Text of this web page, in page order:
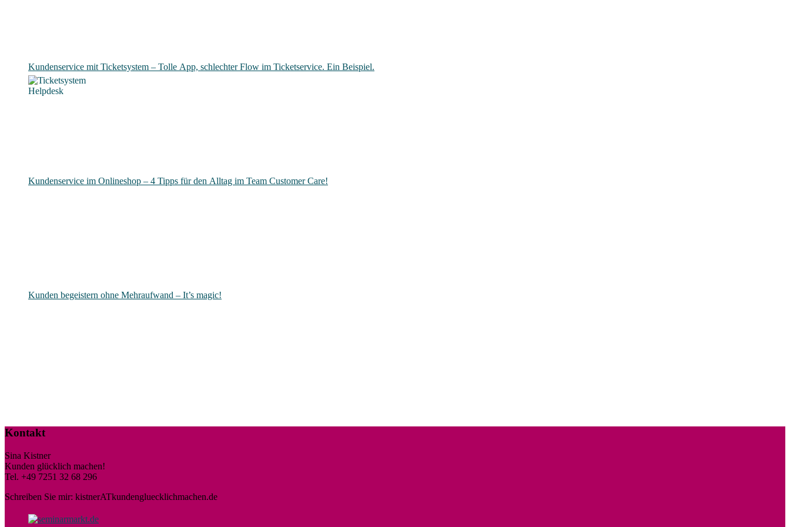
Kundenservice mit Ticketsystem – Tolle App, schlechter Flow im Ticketservice. Ein Beispiel.
Kundenservice im Onlineshop – 4 Tipps für den Alltag im Team Customer Care!
Kunden begeistern ohne Mehraufwand – It’s magic!
Kontakt
Sina Kistner
Kunden glücklich machen!
Tel. +49 7251 32 68 296
Schreiben Sie mir: kistnerATkundengluecklichmachen.de